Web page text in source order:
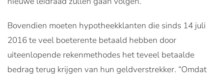
Bovendien moeten hypotheekklanten die sinds 14 juli
2016 te veel boeterente betaald hebben door
uiteenlopende rekenmethodes het teveel betaalde
bedrag terug krijgen van hun geldverstrekker. “Omdat